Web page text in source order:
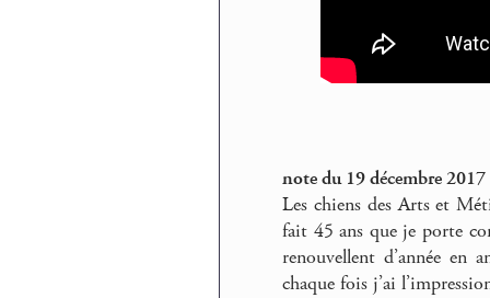
note du 19 décembre 2017
Les chiens des Arts et
fait 45 ans que je porte
renouvellent d’année en
chaque fois j’ai